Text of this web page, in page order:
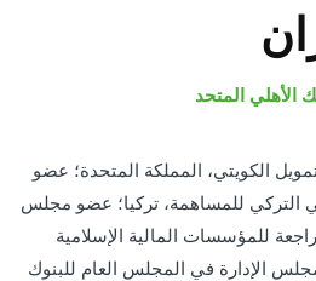
الأهلي المتحد
الكويتي، المملكة المتحدة؛ عضو
التركي للمساهمة، تركيا؛ عضو مجلس
للمؤسسات المالية الإسلامية
الإدارة في المجلس العام للبنوك